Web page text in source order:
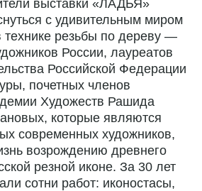
выставки «ЛАДЬЯ»
с удивительным миром
технике резьбы по дереву —
России, лауреатов
Российской Федерации
почетных членов
Художеств Рашида
которые являются
современных художников,
возрождению древнего
резной иконе. За 30 лет
сотни работ: иконостасы,